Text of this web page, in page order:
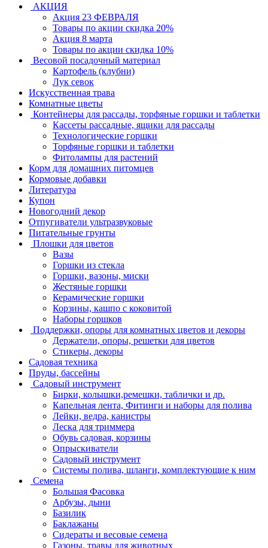
АКЦИЯ
Акция 23 ФЕВРАЛЯ
Товары по акции скидка 20%
Акция 8 марта
Товары по акции скидка 10%
Весовой посадочный материал
Картофель (клубни)
Лук севок
Искусственная трава
Комнатные цветы
Контейнеры для рассады, торфяные горшки и таблетки
Кассеты рассадные, ящики для рассады
Технологические горшки
Торфяные горшки и таблетки
Фитолампы для растений
Корм для домашних питомцев
Кормовые добавки
Литература
Купон
Новогодний декор
Отпугиватели ультразвуковые
Питательные грунты
Плошки для цветов
Вазы
Горшки из стекла
Горшки, вазоны, миски
Жестяные горшки
Керамические горшки
Корзины, кашпо с коковитой
Наборы горшков
Поддержки, опоры для комнатных цветов и декоры
Держатели, опоры, решетки для цветов
Стикеры, декоры
Садовая техника
Пруды, бассейны
Садовый инструмент
Бирки, колышки,ремешки, таблички и др.
Капельная лента, Фитинги и наборы для полива
Лейки, ведра, канистры
Леска для триммера
Обувь садовая, корзины
Опрыскиватели
Садовый инструмент
Системы полива, шланги, комплектующие к ним
Семена
Большая Фасовка
Арбузы, дыни
Базилик
Баклажаны
Сидераты и весовые семена
Газоны, травы для животных